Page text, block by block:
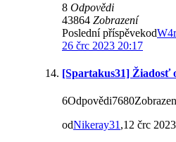
8 Odpovědi
43864 Zobrazení
Poslední příspěvekod
26 črc 2023 20:17
[Spartakus31] Žiadosť
odNikeray31 ,12 črc